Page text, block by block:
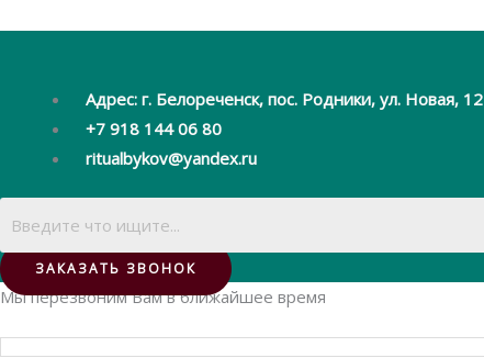
Адрес: г. Белореченск, пос. Родники, ул. Новая, 12
+7 918 144 06 80
ritualbykov@yandex.ru
ЗАКАЗАТЬ ЗВОНОК
Мы перезвоним Вам в ближайшее время